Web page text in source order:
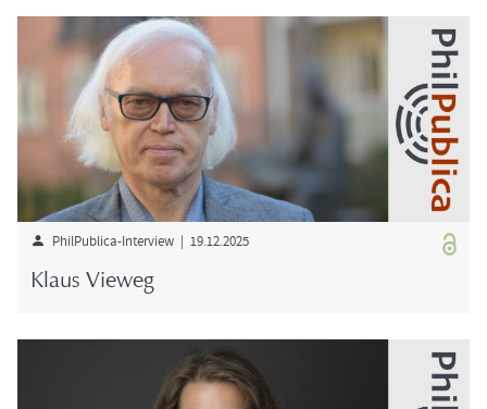
PhilPublica-​Interview | 19.12.2025
Klaus View­eg